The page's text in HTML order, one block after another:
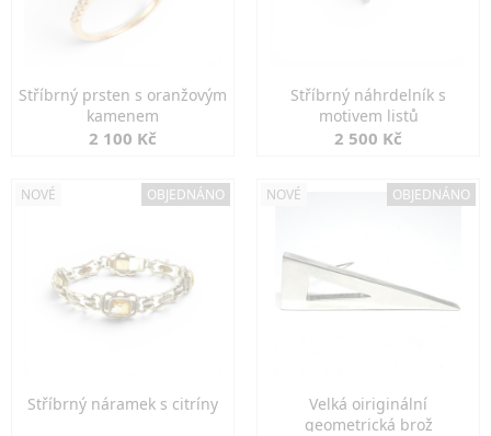
Stříbrný prsten s oranžovým
kamenem
2 100 Kč
Stříbrný náhrdelník s
motivem listů
2 500 Kč
NOVÉ OBJEDNÁNO
Stříbrný náramek s citríny
NOVÉ OBJEDNÁNO
Velká oiriginální
geometrická brož